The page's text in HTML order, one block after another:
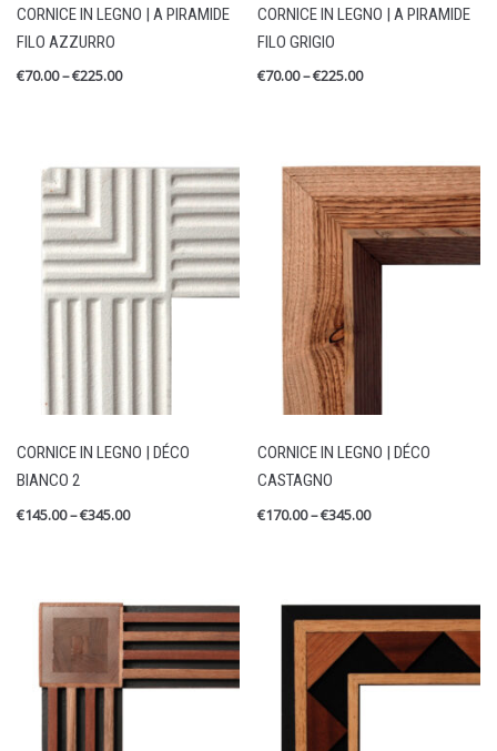
Cornici in Legno
RECENT REVIEWS
STAMPA LEGO BOLCATO MARADONA
Valutato5
su 5
by Alessandro Croce
CORNICE IN LEGNO | A PIRAMIDE
FILO AZZURRO
€70.00–€225.00
CORNICE IN LEGNO | A PIRAMIDE
FILO GRIGIO
€70.00–€225.00
CORNICE IN LEGNO | DÉCO
BIANCO 2
€145.00–€345.00
CORNICE IN LEGNO | DÉCO
CASTAGNO
€170.00–€345.00